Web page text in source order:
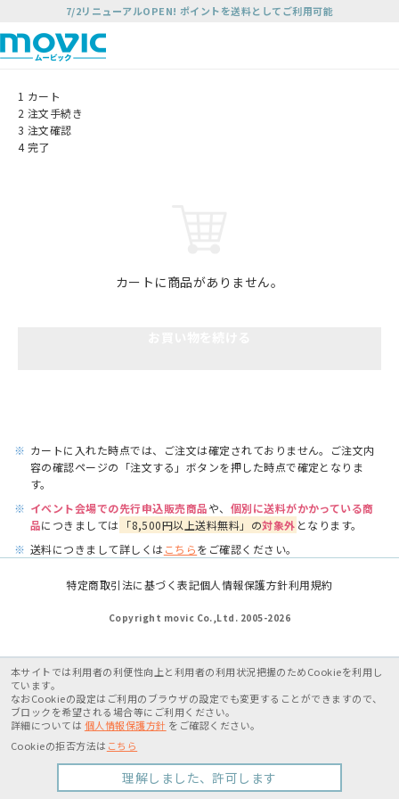
7/2リニューアルOPEN! ポイントを送料としてご利用可能
1 カート
2 注文手続き
3 注文確認
4 完了
カートに商品がありません。
※ カートに入れた時点では、ご注文は確定されておりません。ご注文内
容の確認ページの「注文する」ボタンを押した時点で確定となりま
す。
※ イベント会場での先行申込販売商品や、 個別に送料がかかっている商
品につきましては 「8,500円以上送料無料」の対象外 となります。
※ 送料につきまして詳しくはこちらをご確認ください。
特定商取引法に基づく表記個人情報保護方針利用規約
Copyright movic Co.,Ltd. 2005-2026
本サイトでは利用者の利便性向上と利用者の利用状況把握のためCookieを利用し
ています。
なおCookieの設定はご利用のブラウザの設定でも変更することができますので、
ブロックを希望される場合等にご利用ください。
詳細については 個人情報保護方針 をご確認ください。
Cookieの拒否方法は こちら
理解しました、許可します